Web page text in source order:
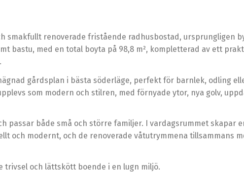
smakfullt renoverade fristående radhusbostad, ursprungligen
bastu, med en total boyta på 98,8 m², kompletterad av ett
gårdsplan i bästa söderläge, perfekt för barnlek, odling
som modern och stilren, med förnyade ytor, nya golv,
passar både små och större familjer. I vardagsrummet skapar
och modernt, och de renoverade våtutrymmena tillsammans
trivsel och lättskött boende i en lugn miljö.